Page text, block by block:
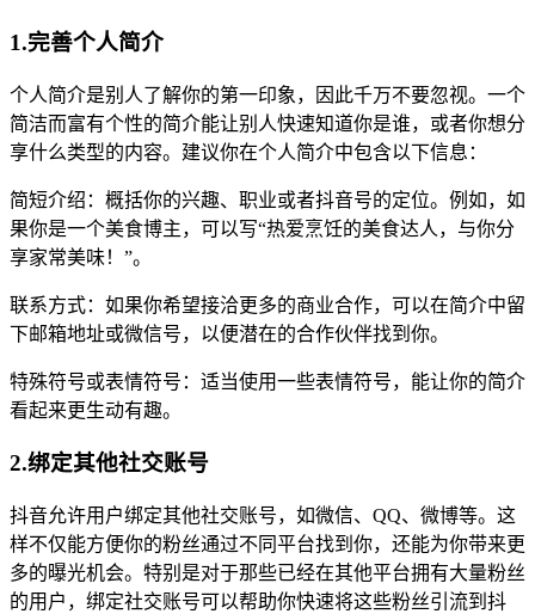
1.完善个人简介
个人简介是别人了解你的第一印象，因此千万不要忽视。一个
简洁而富有个性的简介能让别人快速知道你是谁，或者你想分
享什么类型的内容。建议你在个人简介中包含以下信息：
简短介绍：概括你的兴趣、职业或者抖音号的定位。例如，如
果你是一个美食博主，可以写“热爱烹饪的美食达人，与你分
享家常美味！”。
联系方式：如果你希望接洽更多的商业合作，可以在简介中留
下邮箱地址或微信号，以便潜在的合作伙伴找到你。
特殊符号或表情符号：适当使用一些表情符号，能让你的简介
看起来更生动有趣。
2.绑定其他社交账号
抖音允许用户绑定其他社交账号，如微信、QQ、微博等。这
样不仅能方便你的粉丝通过不同平台找到你，还能为你带来更
多的曝光机会。特别是对于那些已经在其他平台拥有大量粉丝
的用户，绑定社交账号可以帮助你快速将这些粉丝引流到抖